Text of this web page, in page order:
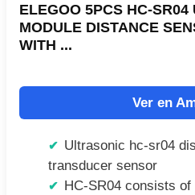
ELEGOO 5PCS HC-SR04
MODULE DISTANCE
WITH ...
Ver en
Ultrasonic hc-sr04
transducer sensor
HC-SR04 consists